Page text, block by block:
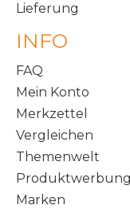
Lieferung
INFO
FAQ
Mein Konto
Merkzettel
Vergleichen
Themenwelt
Marken